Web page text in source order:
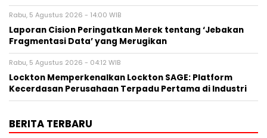
Rabu, 5 Agustus 2026 - 14:00 WIB
Laporan Cision Peringatkan Merek tentang ‘Jebakan
Fragmentasi Data’ yang Merugikan
Rabu, 5 Agustus 2026 - 04:12 WIB
Lockton Memperkenalkan Lockton SAGE: Platform
Kecerdasan Perusahaan Terpadu Pertama di Industri
BERITA TERBARU